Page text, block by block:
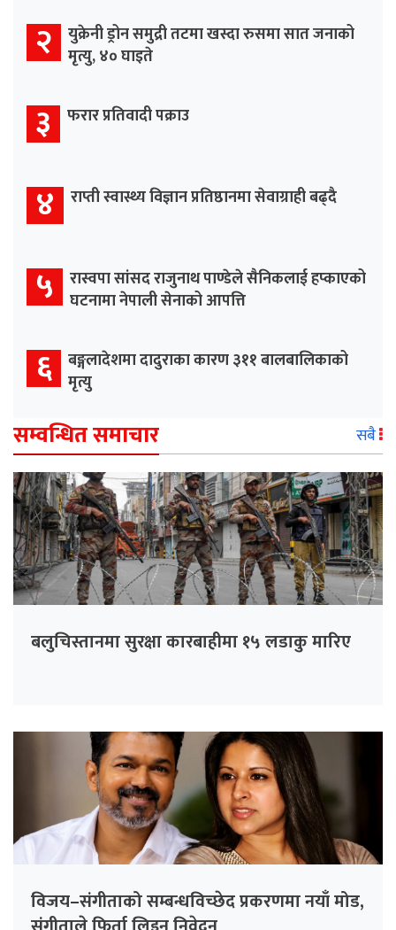
२ युक्रेनी ड्रोन समुद्री तटमा खस्दा रुसमा सात जनाको
मृत्यु, ४० घाइते
३ फरार प्रतिवादी पक्राउ
४ राप्ती स्वास्थ्य विज्ञान प्रतिष्ठानमा सेवाग्राही बढ्दै
५ रास्वपा सांसद राजुनाथ पाण्डेले सैनिकलाई हप्काएको
घटनामा नेपाली सेनाको आपत्ति
६ बङ्गलादेशमा दादुराका कारण ३११ बालबालिकाको
मृत्यु
सम्वन्धित समाचार सबै
बलुचिस्तानमा सुरक्षा कारबाहीमा १५ लडाकु मारिए
विजय–संगीताको सम्बन्धविच्छेद प्रकरणमा नयाँ मोड,